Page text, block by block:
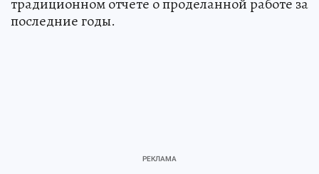
традиционном отчете о проделанной работе за
последние годы.